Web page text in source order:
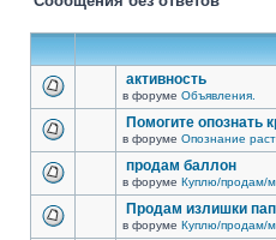
активность
в форуме Объявления.
Помогите опознать
в форуме Опознание
продам баллон
в форуме Куплю/продам/
Продам излишки
в форуме Куплю/продам/